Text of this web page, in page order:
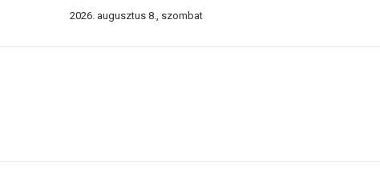
2026. augusztus 8., szombat